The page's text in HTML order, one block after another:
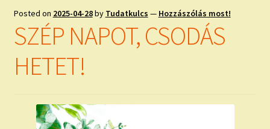
Posted on 2025-04-28by Tudatkulcs — Hozzászólás most!
SZÉP NAPOT, CSODÁS
HETET!